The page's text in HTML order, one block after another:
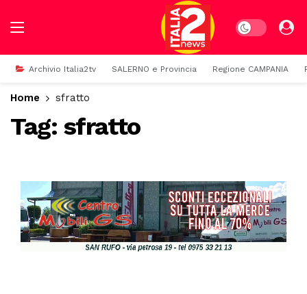
Dark mode
Archivio Italia2tv SALERNO e Provincia Regione CAMPANIA
Home sfratto
Tag: sfratto